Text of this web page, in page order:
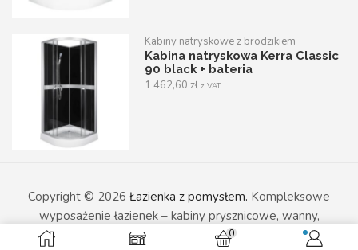
0
Kabiny natryskowe z brodzikiem
Kabina natryskowa Kerra Classic
90 black + bateria
1 462,60zł z VAT
Copyright © 2026Łazienka z pomysłem. Kompleksowe
wyposażenie łazienek – kabiny prysznicowe, wanny,
umywalki i armatura sanitarna w nowoczesnym wydaniu.